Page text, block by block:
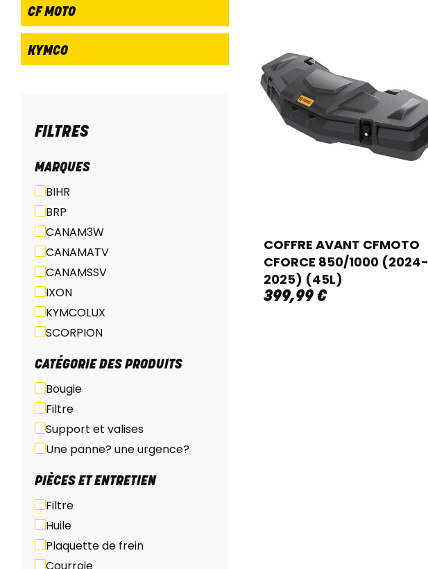
CF MOTO
KYMCO
FILTRES
MARQUES
BIHR
BRP
CANAM3W
CANAMATV
CANAMSSV
IXON
KYMCOLUX
SCORPION
CATÉGORIE DES PRODUITS
Bougie
Filtre
Support et valises
Une panne? une urgence?
PIÈCES ET ENTRETIEN
Filtre
Huile
Plaquette de frein
COFFRE AVANT CFMOTO
CFORCE 850/1000 (2024-
2025) (45L)
399,99 €